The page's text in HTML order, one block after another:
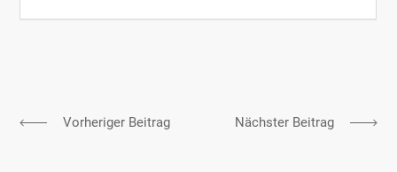
Vorheriger Beitrag Nächster Beitrag